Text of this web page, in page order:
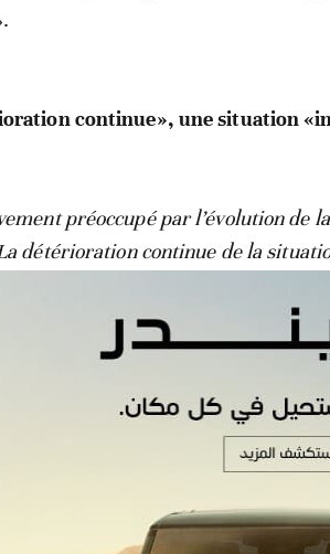
continue», une situation
préoccupé par l’évolution de
détérioration continue de la
renverser la tendance pour éviter
de l’ONU. Tout en précisant
occasions, des entretiens avec
anniversaire du conflit et dans
jamais de trouver une solution»,
définitivement exclu,